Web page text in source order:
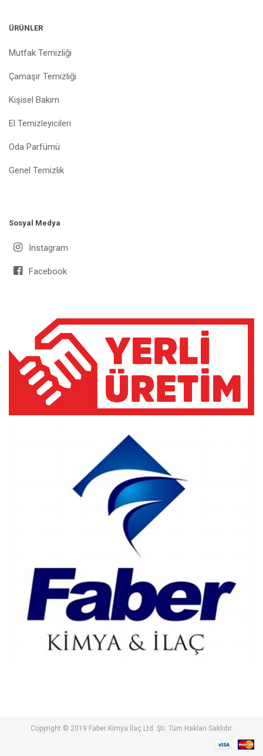
ÜRÜNLER
Mutfak Temizliği
Çamaşır Temizliği
Kişisel Bakım
El Temizleyicileri
Oda Parfümü
Genel Temizlik
Sosyal Medya
İnstagram
Facebook
Copyright © 2019 Faber Kimya İlaç Ltd. Şti. Tüm Hakları Saklıdır.